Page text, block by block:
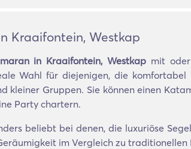
Kraaifontein, Westkap
in Kraaifontein, Westkap mit
Wahl für diejenigen, die
kleiner Gruppen. Sie können einen
Party chartern.
beliebt bei denen, die luxuriöse
im Vergleich zu traditionellen